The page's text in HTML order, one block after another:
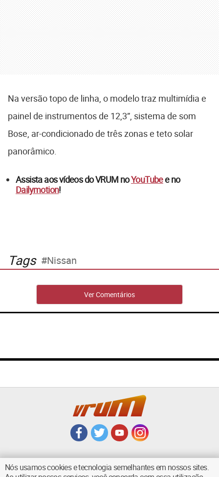
Na versão topo de linha, o modelo traz multimídia e
painel de instrumentos de 12,3”, sistema de som
Bose, ar-condicionado de três zonas e teto solar
panorâmico.
Assista aos vídeos do VRUM noYouTubee no
Dailymotion!
Tags Nissan
Ver Comentários
Nós usamos cookies e tecnologia semelhantes em nossos sites.